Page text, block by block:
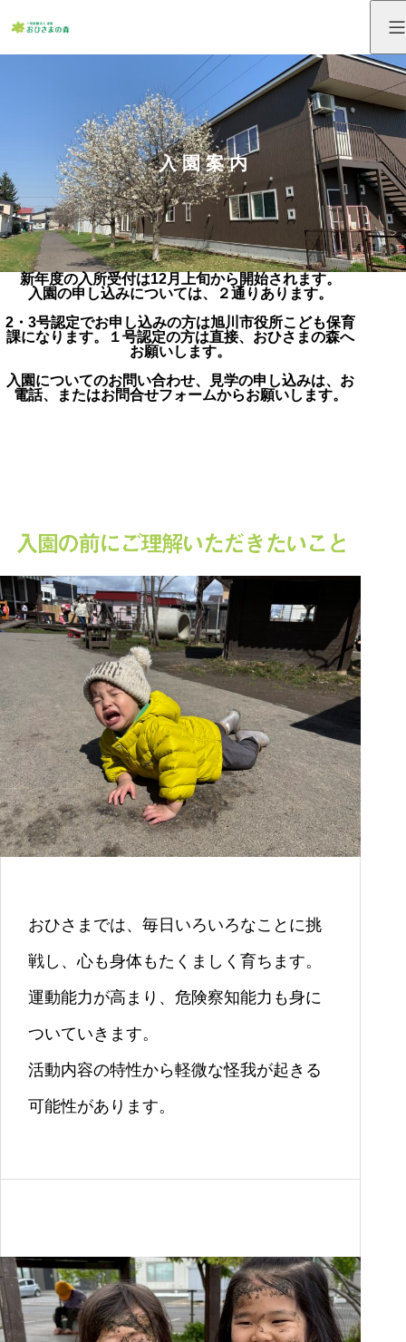
入 園 案 内
新年度の入所受付は12月上旬から開始されます。
入園の申し込みについては、２通りあります。
2・3号認定でお申し込みの方は旭川市役所こども保育
課になります。１号認定の方は直接、おひさまの森へ
お願いします。
入園についてのお問い合わせ、見学の申し込みは、お
電話、またはお問合せフォームからお願いします。
おひさまでは、毎日いろいろなことに挑
戦し、心も身体もたくましく育ちます。
運動能力が高まり、危険察知能力も身に
ついていきます。
活動内容の特性から軽微な怪我が起きる
可能性があります。